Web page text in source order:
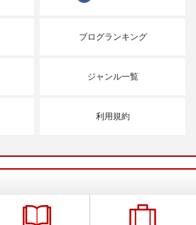
ブログランキング
ジャンル一覧
利用規約